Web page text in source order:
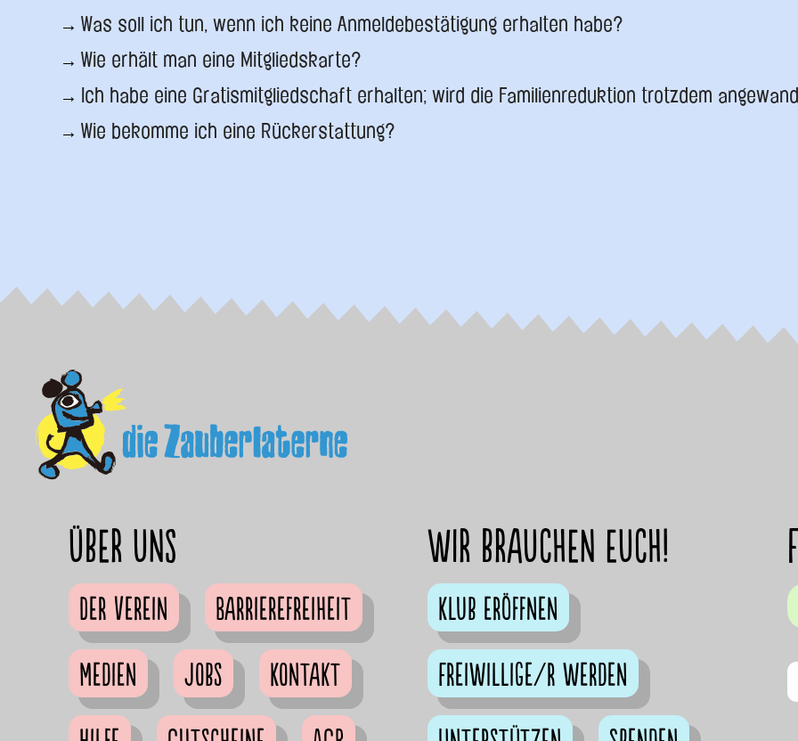
Was soll ich tun, wenn ich keine Anmeldebestätigung erhalten habe?
Wie erhält man eine Mitgliedskarte?
Ich habe eine Gratismitgliedschaft erhalten; wird die Familienreduktion trotzdem
Wie bekomme ich eine Rückerstattung?
Über uns
Der Verein
Barrierefreiheit
Medien
Jobs
Kontakt
Wir brauchen euch!
Klub eröffnen
Freiwillige/r werden